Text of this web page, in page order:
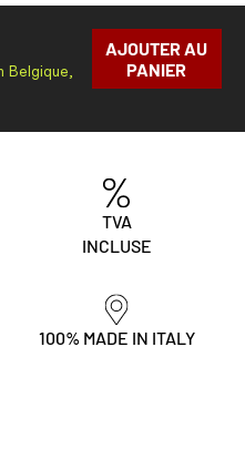
Belgique,
AJOUTER AU
PANIER
TVA
INCLUSE
100% MADE IN ITALY